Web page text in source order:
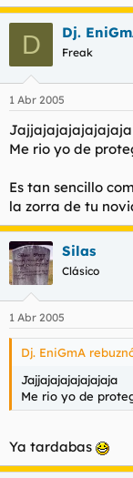
D Dj.
Freak
1 Abr 2005
Jajjajajajajajajaja
Me rio yo de
Es tan sencillo
la zorra de tu
Silas
Clásico
1 Abr 2005
Dj. EniGmA
Jajjajajajajajajaja
Me rio yo de
Ya tardabas